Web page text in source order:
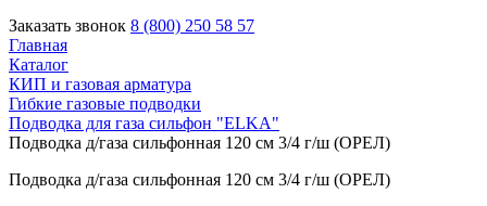
Заказать звонок 8 (800) 250 58 57
Главная
Каталог
КИП и газовая арматура
Гибкие газовые подводки
Подводка для газа сильфон "ELKA"
Подводка д/газа сильфонная 120 см 3/4 г/ш (ОРЕЛ)
Подводка д/газа сильфонная 120 см 3/4 г/ш (ОРЕЛ)